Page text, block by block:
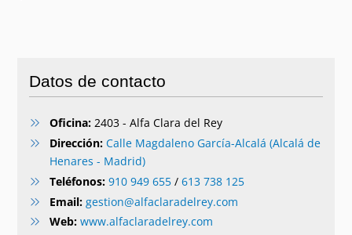
Datos de contacto
Oficina:2403 - Alfa Clara del Rey
Dirección: Calle Magdaleno García-Alcalá (Alcalá de
Henares - Madrid)
Teléfonos: 910 949 655/ 613 738 125
Email: gestion@alfaclaradelrey.com
Web: www.alfaclaradelrey.com